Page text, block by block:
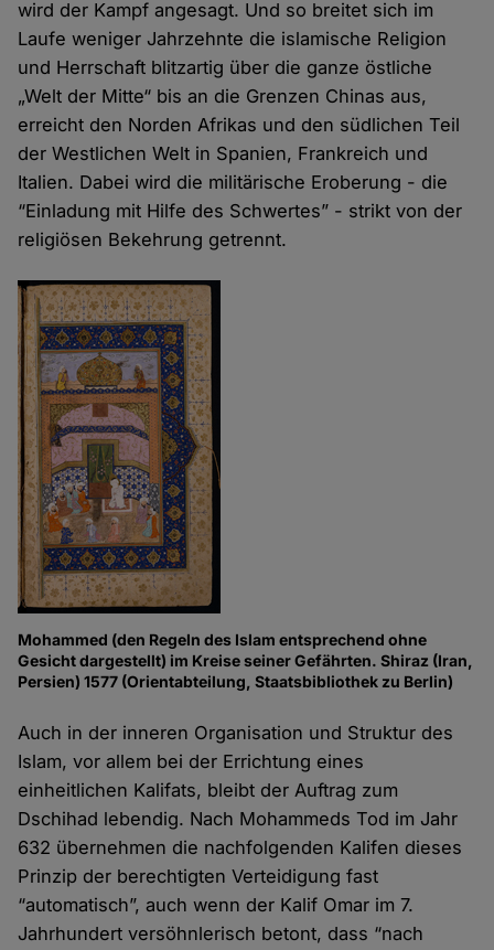
wird der Kampf angesagt. Und so breitet sich im
Laufe weniger Jahrzehnte die islamische Religion
und Herrschaft blitzartig über die ganze östliche
„Welt der Mitte“ bis an die Grenzen Chinas aus,
erreicht den Norden Afrikas und den südlichen Teil
der Westlichen Welt in Spanien, Frankreich und
Italien. Dabei wird die militärische Eroberung - die
“Einladung mit Hilfe des Schwertes” - strikt von der
religiösen Bekehrung getrennt.
Mohammed (den Regeln des Islam entsprechend ohne
Gesicht dargestellt) im Kreise seiner Gefährten. Shiraz (Iran,
Persien) 1577 (Orientabteilung, Staatsbibliothek zu Berlin)
Auch in der inneren Organisation und Struktur des
Islam, vor allem bei der Errichtung eines
einheitlichen Kalifats, bleibt der Auftrag zum
Dschihad lebendig. Nach Mohammeds Tod im Jahr
632 übernehmen die nachfolgenden Kalifen dieses
Prinzip der berechtigten Verteidigung fast
“automatisch”, auch wenn der Kalif Omar im 7.
Jahrhundert versöhnlerisch betont, dass “nach